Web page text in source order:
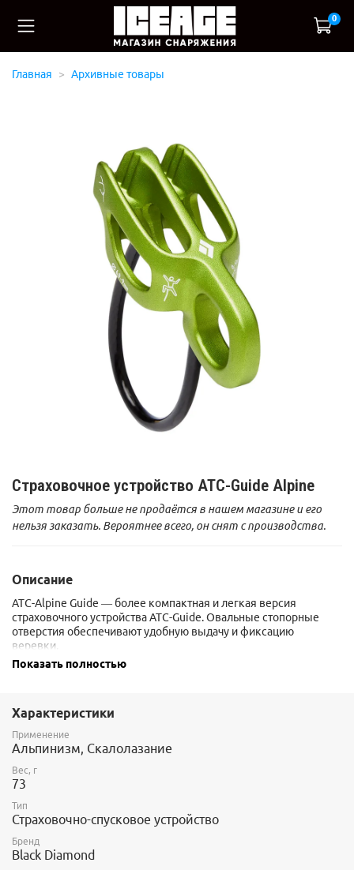
0
Главная Архивные товары
Страховочное устройство ATC-Guide Alpine
Этот товар больше не продаётся в нашем магазине и его
нельзя заказать. Вероятнее всего, он снят с производства.
Описание
ATC-Alpine Guide — более компактная и легкая версия
страховочного устройства ATC-Guide. Овальные стопорные
отверстия обеспечивают удобную выдачу и фиксацию
веревки.
Разработано для спуска и страховки, оптимально для работы с
закрепить на станции и использовать для страховки одного или
двух человек, а также при спасательных работах.
Показать полностью
Характеристики
Применение
Альпинизм, Скалолазание
Вес, г
73
Тип
Страховочно-спусковое устройство
Бренд
Black Diamond